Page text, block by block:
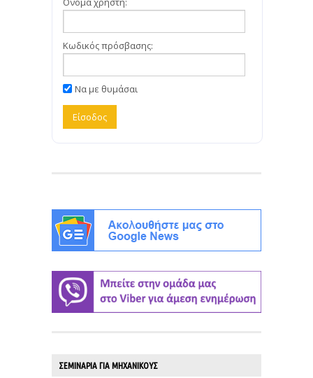
Κωδικός πρόσβασης:
Να με θυμάσαι
ΣΕΜΙΝΑΡΙΑ ΓΙΑ ΜΗΧΑΝΙΚΟΥΣ